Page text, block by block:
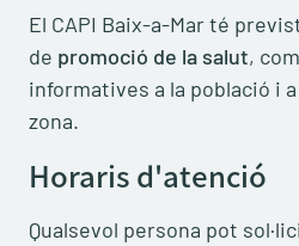
El CAPI Baix-a-Mar té
de promoció de la salut,
informatives a la població i
zona.
Horaris d'atenció
Qualsevol persona pot